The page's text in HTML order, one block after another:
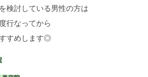
検討している男性の方は
行なってから
すめします◎